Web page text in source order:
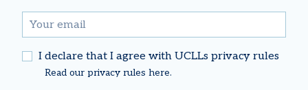
email
I declare that I agree with UCLLs privacy rules
Read our privacy rules here.